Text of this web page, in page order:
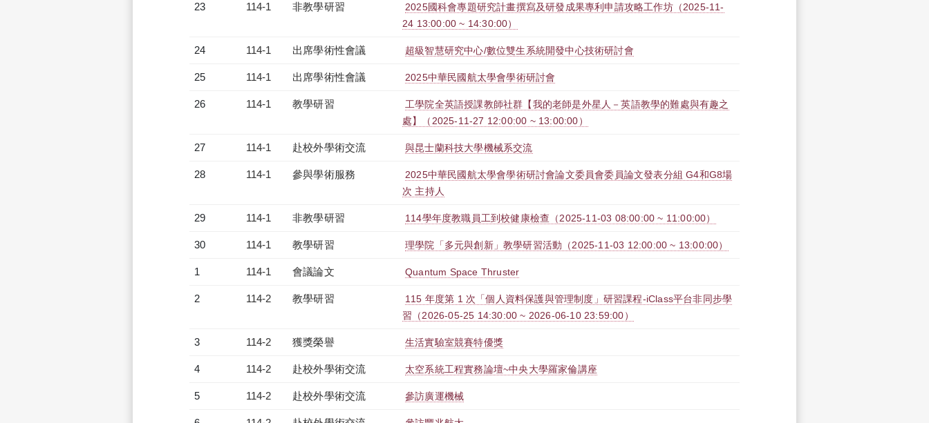
23 114-1 非教學研習
2025國科會專題研究計畫撰寫及研發成果專利申請攻略工作坊（2025-11-
24 13:00:00 ~ 14:30:00）
24 114-1 出席學術性會議 超級智慧研究中心/數位雙生系統開發中心技術研討會
25 114-1 出席學術性會議 2025中華民國航太學會學術研討會
26 114-1 教學研習
工學院全英語授課教師社群【我的老師是外星人－英語教學的難處與有趣之
處】（2025-11-27 12:00:00 ~ 13:00:00）
27 114-1 赴校外學術交流 與昆士蘭科技大學機械系交流
28 114-1 參與學術服務
2025中華民國航太學會學術研討會論文委員會委員論文發表分組 G4和G8場
次 主持人
29 114-1 非教學研習 114學年度教職員工到校健康檢查（2025-11-03 08:00:00 ~ 11:00:00）
30 114-1 教學研習 理學院「多元與創新」教學研習活動（2025-11-03 12:00:00 ~ 13:00:00）
1 114-1 會議論文 Quantum Space Thruster
2 114-2 教學研習
115 年度第 1 次「個人資料保護與管理制度」研習課程-iClass平台非同步學
習（2026-05-25 14:30:00 ~ 2026-06-10 23:59:00）
3 114-2 獲獎榮譽 生活實驗室競賽特優獎
4 114-2 赴校外學術交流 太空系統工程實務論壇~中央大學羅家倫講座
5 114-2 赴校外學術交流 參訪廣運機械